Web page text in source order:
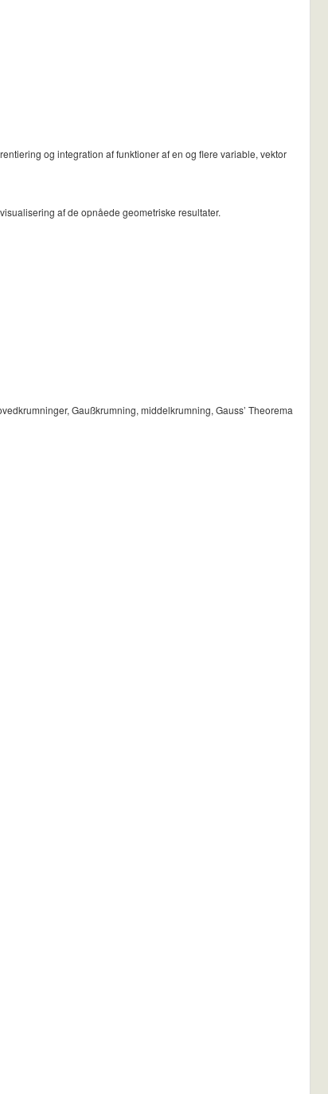
og integration af funktioner af en og flere variable, vektor
af de opnåede geometriske resultater.
Gaußkrumning, middelkrumning, Gauss’ Theorema